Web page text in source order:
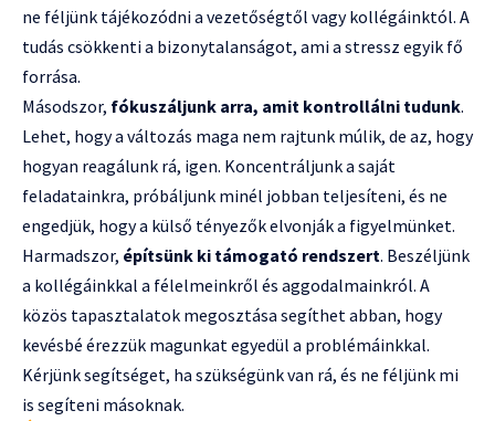
ne féljünk tájékozódni a vezetőségtől vagy kollégáinktól. A
tudás csökkenti a bizonytalanságot, ami a stressz egyik fő
forrása.
Másodszor, fókuszáljunk arra, amit kontrollálni tudunk.
Lehet, hogy a változás maga nem rajtunk múlik, de az, hogy
hogyan reagálunk rá, igen. Koncentráljunk a saját
feladatainkra, próbáljunk minél jobban teljesíteni, és ne
engedjük, hogy a külső tényezők elvonják a figyelmünket.
Harmadszor, építsünk ki támogató rendszert. Beszéljünk
a kollégáinkkal a félelmeinkről és aggodalmainkról. A
közös tapasztalatok megosztása segíthet abban, hogy
kevésbé érezzük magunkat egyedül a problémáinkkal.
Kérjünk segítséget, ha szükségünk van rá, és ne féljünk mi
is segíteni másoknak.